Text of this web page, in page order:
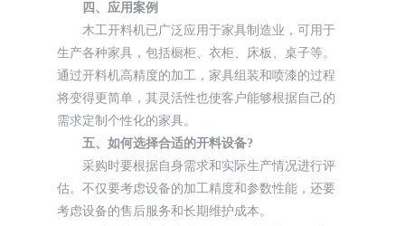
四、应用案例
木工开料机已广泛应用于家具制造业，可用于
生产各种家具，包括橱柜、衣柜、床板、桌子等。
通过开料机高精度的加工，家具组装和喷漆的过程
将变得更简单，其灵活性也使客户能够根据自己的
需求定制个性化的家具。
五、如何选择合适的开料设备?
采购时要根据自身需求和实际生产情况进行评
估。不仅要考虑设备的加工精度和参数性能，还要
考虑设备的售后服务和长期维护成本。